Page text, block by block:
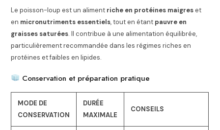
Le poisson-loup est un aliment riche en protéines maigreset
en micronutriments essentiels, tout en étant pauvre en
graisses saturées. Il contribue à une alimentation équilibrée,
particulièrement recommandée dans les régimes riches en
protéines et faibles en lipides.
Conservation et préparation pratique
MODE DE
CONSERVATION
DURÉE
MAXIMALE
CONSEILS